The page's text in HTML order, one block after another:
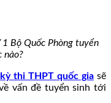
Bộ Quốc Phòng tuyển
nào?
kỳ thi THPT quốc giasẽ
vấn đề tuyển sinh tới